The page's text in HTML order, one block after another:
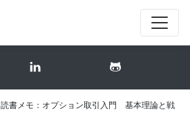
読書メモ：オプション取引入門 基本理論と戦